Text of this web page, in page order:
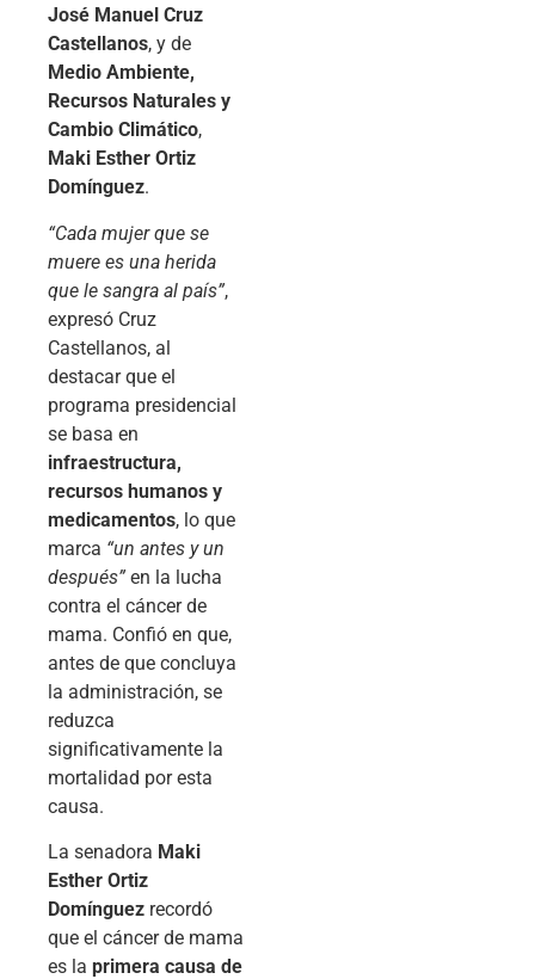
José Manuel Cruz
Castellanos, y de
Medio Ambiente,
Recursos Naturales y
Cambio Climático,
Maki Esther Ortiz
Domínguez.
“Cada mujer que se
muere es una herida
que le sangra al país”,
expresó Cruz
Castellanos, al
destacar que el
programa presidencial
se basa en
infraestructura,
recursos humanos y
medicamentos, lo que
marca “un antes y un
después” en la lucha
contra el cáncer de
mama. Confió en que,
antes de que concluya
la administración, se
reduzca
significativamente la
mortalidad por esta
causa.
La senadora Maki
Esther Ortiz
Domínguez recordó
que el cáncer de mama
es la primera causa de